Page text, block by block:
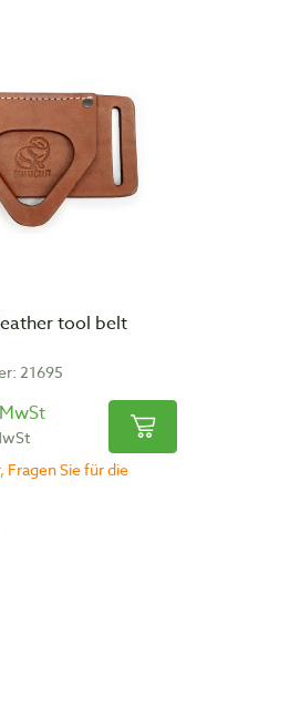
tool belt
21695
Fragen Sie für die